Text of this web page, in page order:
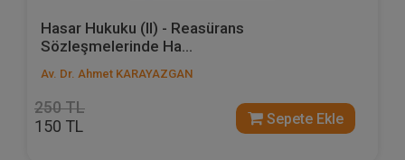
Hasar Hukuku (II) - Reasürans
Sözleşmelerinde Ha...
Av. Dr. Ahmet KARAYAZGAN
250 TL
150 TL Sepete Ekle